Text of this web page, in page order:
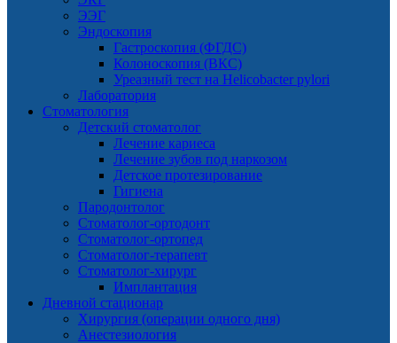
ЭЭГ
Эндоскопия
Гастроскопия (ФГДС)
Колоноскопия (ВКС)
Уреазный тест на Helicobacter pylori
Лаборатория
Стоматология
Детский стоматолог
Лечение кариеса
Лечение зубов под наркозом
Детское протезирование
Гигиена
Пародонтолог
Стоматолог-ортодонт
Стоматолог-ортопед
Стоматолог-терапевт
Стоматолог-хирург
Имплантация
Дневной стационар
Хирургия (операции одного дня)
Анестезиология